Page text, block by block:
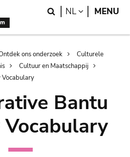
Search
NL LANGUAGE
MENU
ons onderzoek
Culturele
Cultuur en Maatschappij
Bantu